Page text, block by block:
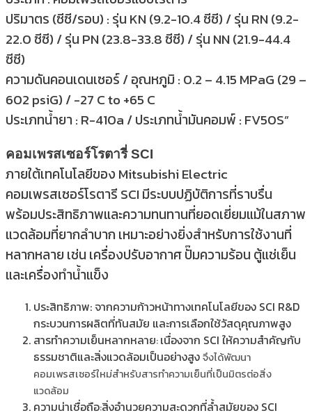
ปริมาตร (ซีซี/รอบ) : รุ่น KN (9.2-10.4 ซีซี) / รุ่น RN (9.2-
22.0 ซีซี) / รุ่น PN (23.8-33.8 ซีซี) / รุ่น NN (21.9-44.4
ซีซี)
ความดันคอนเดนเซอร์ / อุณหภูมิ : 0.2 – 4.15 MPaG (29 –
602 psiG) / -27 C to +65 C
ประเภทน้ำยา : R-410a / ประเภทน้ำมันคอมพ์ : FV50S”
คอมเพรสเซอร์โรตารี่ SCI
ภายใต้เทคโนโลยีของ Mitsubishi Electric
คอมเพรสเซอร์โรตารี SCI มีระบบปฏิบัติการที่ราบรื่น
พร้อมประสิทธิภาพและความทนทานที่ยอดเยี่ยมแม้ในสภาพ
แวดล้อมที่ยากลำบาก เหมาะอย่างยิ่งสำหรับการใช้งานที่
หลากหลาย เช่น เครื่องปรับอากาศ ปั๊มความร้อน ตู้แช่เย็น
และเครื่องทำน้ำแข็ง
ประสิทธิภาพ: จากความก้าวหน้าทางเทคโนโลยีของ SCI R&D
กระบวนการผลิตที่ทันสมัย และการเลือกใช้วัสดุคุณภาพสูง
สารทำความเย็นหลากหลาย:เนื่องจาก SCI ให้ความสำคัญกับ
ธรรมชาติและสิ่งแวดล้อมเป็นอย่างสูงจึงได้พัฒนา
คอมเพรสเซอร์ใหม่สำหรับสารทำความเย็นที่เป็นมิตรต่อสิ่ง
แวดล้อม
ความน่าเชื่อถือ:สิ่งอำนวยความสะดวกที่ล้ำสมัยของ SCI